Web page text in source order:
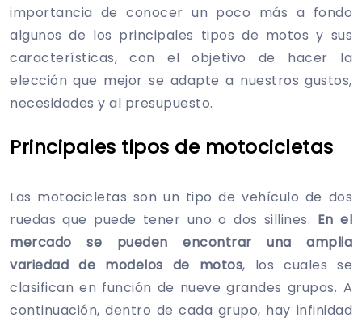
importancia de conocer un poco más a fondo
algunos de los principales tipos de motos y sus
características, con el objetivo de hacer la
elección que mejor se adapte a nuestros gustos,
necesidades y al presupuesto.
Principales tipos de motocicletas
Las motocicletas son un tipo de vehículo de dos
ruedas que puede tener uno o dos sillines. En el
mercado se pueden encontrar una amplia
variedad de modelos de motos, los cuales se
clasifican en función de nueve grandes grupos. A
continuación, dentro de cada grupo, hay infinidad